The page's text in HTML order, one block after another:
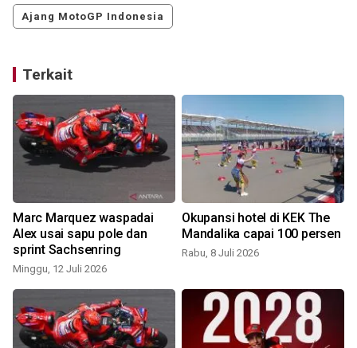
Ajang MotoGP Indonesia
Terkait
Marc Marquez waspadai
Alex usai sapu pole dan
sprint Sachsenring
Minggu, 12 Juli 2026
Okupansi hotel di KEK The
Mandalika capai 100 persen
Rabu, 8 Juli 2026